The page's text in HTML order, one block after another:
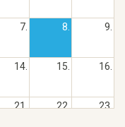
7. 8. 9.
14. 15. 16.
21. 22. 23.